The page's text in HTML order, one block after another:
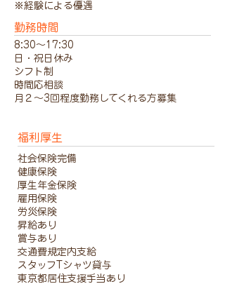
※経験による優遇
勤務時間
8:30～17:30
日・祝日休み
シフト制
時間応相談
月２～3回程度勤務してくれる方募集
福利厚生
社会保険完備
健康保険
厚生年金保険
雇用保険
労災保険
昇給あり
賞与あり
交通費規定内支給
スタッフTシャツ貸与
東京都居住支援手当あり